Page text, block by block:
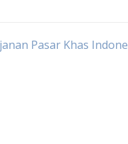
Pasar Khas